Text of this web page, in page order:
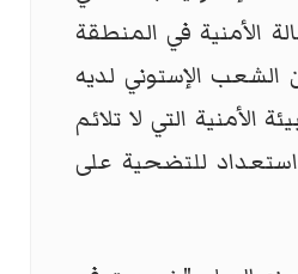
الأمنية في المنطقة
الإستوني لديه
الأمنية التي لا تلائم
للتضحية على